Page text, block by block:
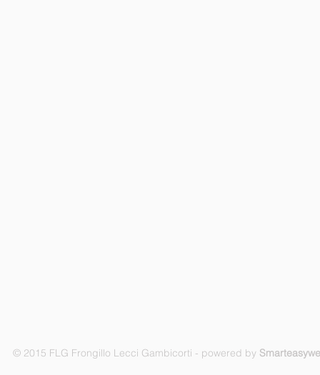
© 2015 FLG Frongillo Lecci Gambicorti - powered by